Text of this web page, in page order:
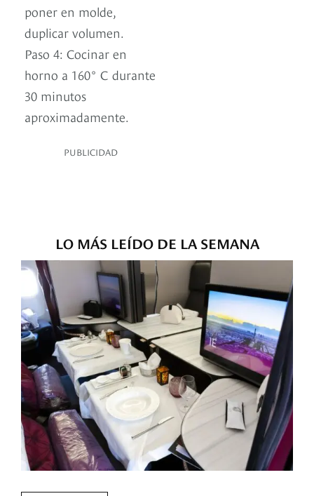
poner en molde,
duplicar volumen.
Paso 4: Cocinar en
horno a 160° C durante
30 minutos
aproximadamente.
PUBLICIDAD
LO MÁS LEÍDO DE LA SEMANA